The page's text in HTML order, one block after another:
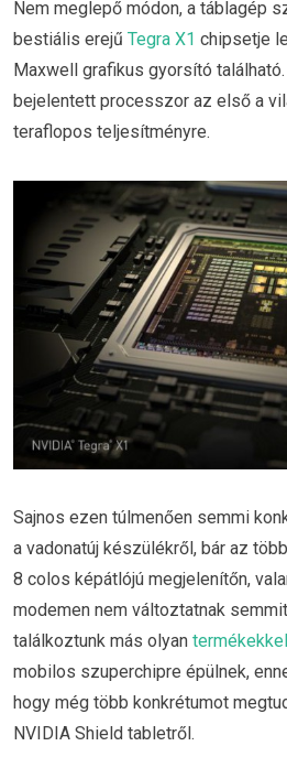
Nem meglepő módon, a táblagép
bestiális erejű Tegra X1 chipsetje
Maxwell grafikus gyorsító található.
bejelentett processzor az első a
teraflopos teljesítményre.
Sajnos ezen túlmenően semmi
a vadonatúj készülékről, bár az
8 colos képátlójú megjelenítőn,
modemen nem változtatnak
találkoztunk más olyan termékekkel
mobilos szuperchipre épülnek,
hogy még több konkrétumot
NVIDIA Shield tabletről.